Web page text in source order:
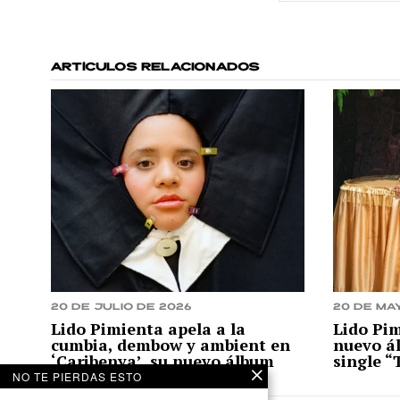
ARTÍCULOS RELACIONADOS
20 de julio de 2026
Lido Pimienta apela a la
cumbia, dembow y ambient en
‘Caribenya’, su nuevo álbum
20 de
Lido
nuevo
single
NO TE PIERDAS ESTO